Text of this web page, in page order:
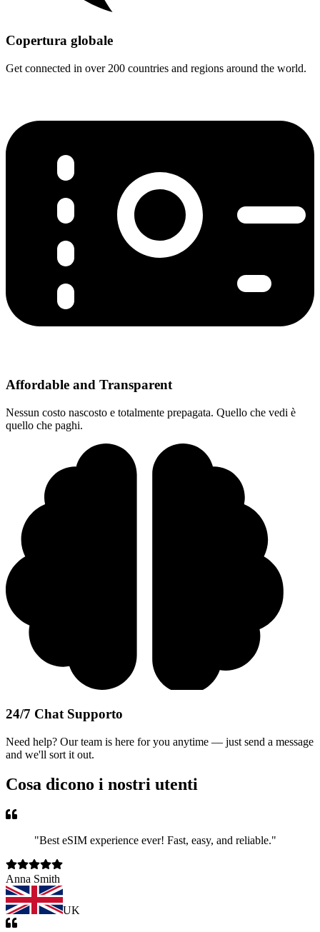
Copertura globale
Get connected in over 200 countries and regions around the world.
Affordable and Transparent
Nessun costo nascosto e totalmente prepagata. Quello che vedi è
quello che paghi.
24/7 Chat Supporto
Need help? Our team is here for you anytime — just send a message
and we'll sort it out.
Cosa dicono i nostri utenti
"Best eSIM experience ever! Fast, easy, and reliable."
Anna Smith
UK